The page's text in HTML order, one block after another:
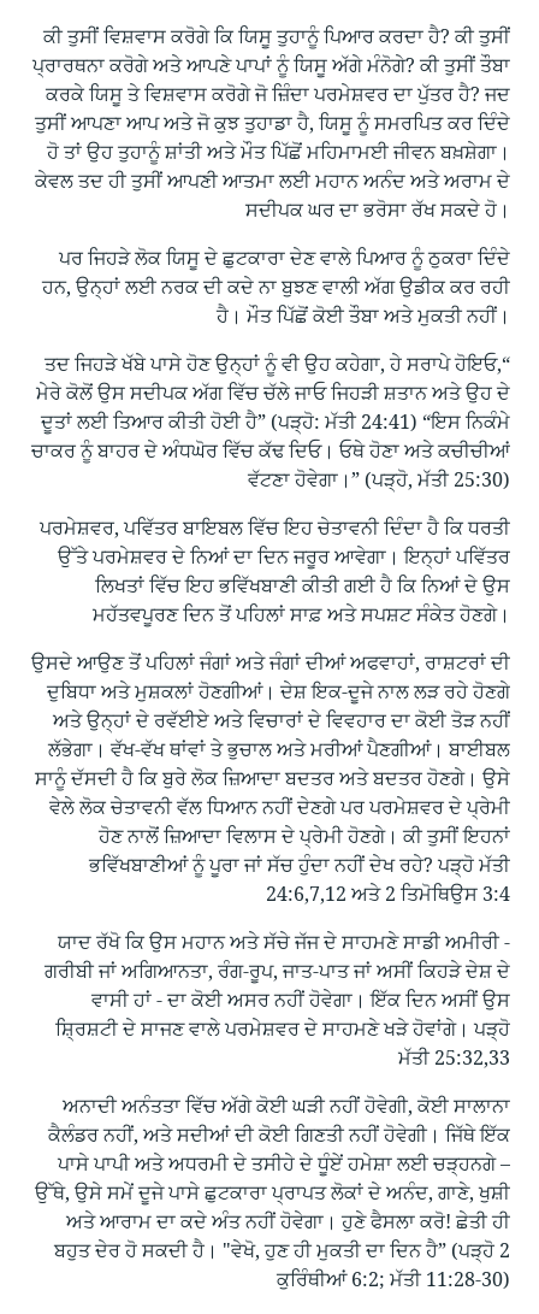
ਕੀ ਤੁਸੀਂ ਵਿਸ਼ਵਾਸ ਕਰੋਗੇ ਕਿ ਯਿਸੂ ਤੁਹਾਨੂੰ ਪਿਆਰ ਕਰਦਾ ਹੈ? ਕੀ ਤੁਸੀਂ
ਪ੍ਰਾਰਥਨਾ ਕਰੋਗੇ ਅਤੇ ਆਪਣੇ ਪਾਪਾਂ ਨੂੰ ਯਿਸੂ ਅੱਗੇ ਮੰਨੋਗੇ? ਕੀ ਤੁਸੀਂ ਤੌਬਾ
ਕਰਕੇ ਯਿਸੂ ਤੇ ਵਿਸ਼ਵਾਸ ਕਰੋਗੇ ਜੋ ਜ਼ਿੰਦਾ ਪਰਮੇਸ਼ਵਰ ਦਾ ਪੁੱਤਰ ਹੈ? ਜਦ
ਤੁਸੀਂ ਆਪਣਾ ਆਪ ਅਤੇ ਜੋ ਕੁਝ ਤੁਹਾਡਾ ਹੈ, ਯਿਸੂ ਨੂੰ ਸਮਰਪਿਤ ਕਰ ਦਿੰਦੇ
ਹੋ ਤਾਂ ਉਹ ਤੁਹਾਨੂੰ ਸ਼ਾਂਤੀ ਅਤੇ ਮੌਤ ਪਿੱਛੋਂ ਮਹਿਮਾਮਈ ਜੀਵਨ ਬਖ਼ਸ਼ੇਗਾ।
ਕੇਵਲ ਤਦ ਹੀ ਤੁਸੀਂ ਆਪਣੀ ਆਤਮਾ ਲਈ ਮਹਾਨ ਅਨੰਦ ਅਤੇ ਅਰਾਮ ਦੇ
ਸਦੀਪਕ ਘਰ ਦਾ ਭਰੋਸਾ ਰੱਖ ਸਕਦੇ ਹੋ।
ਪਰ ਜਿਹੜੇ ਲੋਕ ਯਿਸੂ ਦੇ ਛੁਟਕਾਰਾ ਦੇਣ ਵਾਲੇ ਪਿਆਰ ਨੂੰ ਠੁਕਰਾ ਦਿੰਦੇ
ਹਨ, ਉਨ੍ਹਾਂ ਲਈ ਨਰਕ ਦੀ ਕਦੇ ਨਾ ਬੁਝਣ ਵਾਲੀ ਅੱਗ ਉਡੀਕ ਕਰ ਰਹੀ
ਹੈ। ਮੌਤ ਪਿੱਛੋਂ ਕੋਈ ਤੌਬਾ ਅਤੇ ਮੁਕਤੀ ਨਹੀਂ।
“ਤਦ ਜਿਹੜੇ ਖੱਬੇ ਪਾਸੇ ਹੋਣ ਉਨ੍ਹਾਂ ਨੂੰ ਵੀ ਉਹ ਕਹੇਗਾ, ਹੇ ਸਰਾਪੇ ਹੋਇਓ,
ਮੇਰੇ ਕੋਲੋਂ ਉਸ ਸਦੀਪਕ ਅੱਗ ਵਿੱਚ ਚੱਲੇ ਜਾਓ ਜਿਹੜੀ ਸ਼ਤਾਨ ਅਤੇ ਉਹ ਦੇ
ਦੂਤਾਂ ਲਈ ਤਿਆਰ ਕੀਤੀ ਹੋਈ ਹੈ” (ਪੜ੍ਹੋ: ਮੱਤੀ 24:41) “ਇਸ ਨਿਕੰਮੇ
ਚਾਕਰ ਨੂੰ ਬਾਹਰ ਦੇ ਅੰਧਘੋਰ ਵਿੱਚ ਕੱਢ ਦਿਓ। ਓਥੇ ਹੋਣਾ ਅਤੇ ਕਚੀਚੀਆਂ
ਵੱਟਣਾ ਹੋਵੇਗਾ।” (ਪੜ੍ਹੋ, ਮੱਤੀ 25:30)
ਪਰਮੇਸ਼ਵਰ, ਪਵਿੱਤਰ ਬਾਇਬਲ ਵਿੱਚ ਇਹ ਚੇਤਾਵਨੀ ਦਿੰਦਾ ਹੈ ਕਿ ਧਰਤੀ
ਉੱਤੇ ਪਰਮੇਸ਼ਵਰ ਦੇ ਨਿਆਂ ਦਾ ਦਿਨ ਜਰੂਰ ਆਵੇਗਾ। ਇਨ੍ਹਾਂ ਪਵਿੱਤਰ
ਲਿਖਤਾਂ ਵਿੱਚ ਇਹ ਭਵਿੱਖਬਾਣੀ ਕੀਤੀ ਗਈ ਹੈ ਕਿ ਨਿਆਂ ਦੇ ਉਸ
ਮਹੱਤਵਪੂਰਣ ਦਿਨ ਤੋਂ ਪਹਿਲਾਂ ਸਾਫ਼ ਅਤੇ ਸਪਸ਼ਟ ਸੰਕੇਤ ਹੋਣਗੇ।
ਉਸਦੇ ਆਉਣ ਤੋਂ ਪਹਿਲਾਂ ਜੰਗਾਂ ਅਤੇ ਜੰਗਾਂ ਦੀਆਂ ਅਫਵਾਹਾਂ, ਰਾਸ਼ਟਰਾਂ ਦੀ
ਦੁਬਿਧਾ ਅਤੇ ਮੁਸ਼ਕਲਾਂ ਹੋਣਗੀਆਂ। ਦੇਸ਼ ਇਕ-ਦੂਜੇ ਨਾਲ ਲੜ ਰਹੇ ਹੋਣਗੇ
ਅਤੇ ਉਨ੍ਹਾਂ ਦੇ ਰਵੱਈਏ ਅਤੇ ਵਿਚਾਰਾਂ ਦੇ ਵਿਵਹਾਰ ਦਾ ਕੋਈ ਤੋੜ ਨਹੀਂ
ਲੱਭੇਗਾ। ਵੱਖ-ਵੱਖ ਥਾਂਵਾਂ ਤੇ ਭੁਚਾਲ ਅਤੇ ਮਰੀਆਂ ਪੈਣਗੀਆਂ। ਬਾਈਬਲ
ਸਾਨੂੰ ਦੱਸਦੀ ਹੈ ਕਿ ਬੁਰੇ ਲੋਕ ਜ਼ਿਆਦਾ ਬਦਤਰ ਅਤੇ ਬਦਤਰ ਹੋਣਗੇ। ਉਸੇ
ਵੇਲੇ ਲੋਕ ਚੇਤਾਵਨੀ ਵੱਲ ਧਿਆਨ ਨਹੀਂ ਦੇਣਗੇ ਪਰ ਪਰਮੇਸ਼ਵਰ ਦੇ ਪ੍ਰੇਮੀ
ਹੋਣ ਨਾਲੋਂ ਜ਼ਿਆਦਾ ਵਿਲਾਸ ਦੇ ਪ੍ਰੇਮੀ ਹੋਣਗੇ। ਕੀ ਤੁਸੀਂ ਇਹਨਾਂ
ਭਵਿੱਖਬਾਣੀਆਂ ਨੂੰ ਪੂਰਾ ਜਾਂ ਸੱਚ ਹੁੰਦਾ ਨਹੀਂ ਦੇਖ ਰਹੇ? ਪੜ੍ਹੋ ਮੱਤੀ
24:6,7,12 ਅਤੇ 2 ਤਿਮੋਥਿਉਸ 3:4
ਯਾਦ ਰੱਖੋ ਕਿ ਉਸ ਮਹਾਨ ਅਤੇ ਸੱਚੇ ਜੱਜ ਦੇ ਸਾਹਮਣੇ ਸਾਡੀ ਅਮੀਰੀ -
ਗਰੀਬੀ ਜਾਂ ਅਗਿਆਨਤਾ, ਰੰਗ-ਰੂਪ, ਜਾਤ-ਪਾਤ ਜਾਂ ਅਸੀਂ ਕਿਹੜੇ ਦੇਸ਼ ਦੇ
ਵਾਸੀ ਹਾਂ - ਦਾ ਕੋਈ ਅਸਰ ਨਹੀਂ ਹੋਵੇਗਾ। ਇੱਕ ਦਿਨ ਅਸੀਂ ਉਸ
ਸ਼੍ਰਿਸ਼ਟੀ ਦੇ ਸਾਜਣ ਵਾਲੇ ਪਰਮੇਸ਼ਵਰ ਦੇ ਸਾਹਮਣੇ ਖੜੇ ਹੋਵਾਂਗੇ। ਪੜ੍ਹੋ
ਮੱਤੀ 25:32,33
ਅਨਾਦੀ ਅਨੰਤਤਾ ਵਿੱਚ ਅੱਗੇ ਕੋਈ ਘੜੀ ਨਹੀਂ ਹੋਵੇਗੀ, ਕੋਈ ਸਾਲਾਨਾ
ਕੈਲੰਡਰ ਨਹੀਂ, ਅਤੇ ਸਦੀਆਂ ਦੀ ਕੋਈ ਗਿਣਤੀ ਨਹੀਂ ਹੋਵੇਗੀ। ਜਿੱਥੇ ਇੱਕ
ਪਾਸੇ ਪਾਪੀ ਅਤੇ ਅਧਰਮੀ ਦੇ ਤਸੀਹੇ ਦੇ ਧੂੰਏਂ ਹਮੇਸ਼ਾ ਲਈ ਚੜ੍ਹਨਗੇ –
ਉੱਥੇ, ਉਸੇ ਸਮੇਂ ਦੂਜੇ ਪਾਸੇ ਛੁਟਕਾਰਾ ਪ੍ਰਾਪਤ ਲੋਕਾਂ ਦੇ ਅਨੰਦ, ਗਾਣੇ, ਖੁਸ਼ੀ
ਅਤੇ ਆਰਾਮ ਦਾ ਕਦੇ ਅੰਤ ਨਹੀਂ ਹੋਵੇਗਾ। ਹੁਣੇ ਫੈਸਲਾ ਕਰੋ! ਛੇਤੀ ਹੀ
ਬਹੁਤ ਦੇਰ ਹੋ ਸਕਦੀ ਹੈ। "ਵੇਖੋ, ਹੁਣ ਹੀ ਮੁਕਤੀ ਦਾ ਦਿਨ ਹੈ” (ਪੜ੍ਹੋ 2
ਕੁਰਿੰਥੀਆਂ 6:2; ਮੱਤੀ 11:28-30)